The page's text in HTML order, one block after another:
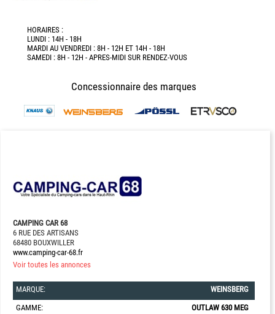
HORAIRES :
LUNDI : 14H - 18H
MARDI AU VENDREDI : 8H - 12H ET 14H - 18H
SAMEDI : 8H - 12H - APRES-MIDI SUR RENDEZ-VOUS
Concessionnaire des marques
CAMPING CAR 68
6 RUE DES ARTISANS
68480 BOUXWILLER
www.camping-car-68.fr
Voir toutes les annonces
MARQUE:
WEINSBERG
GAMME:
OUTLAW 630 MEG